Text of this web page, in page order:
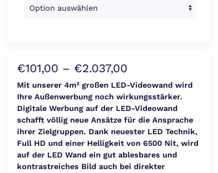
€101,00 – €2.037,00
€101,00
bis
€2.037,00
Mit unserer 4m² großen LED-Videowand wird
Ihre Außenwerbung noch wirkungsstärker.
Digitale Werbung auf der LED-Videowand
schafft völlig neue Ansätze für die Ansprache
ihrer Zielgruppen. Dank neuester LED Technik,
Full HD und einer Helligkeit von 6500 Nit, wird
auf der LED Wand ein gut ablesbares und
kontrastreiches Bild auch bei direkter